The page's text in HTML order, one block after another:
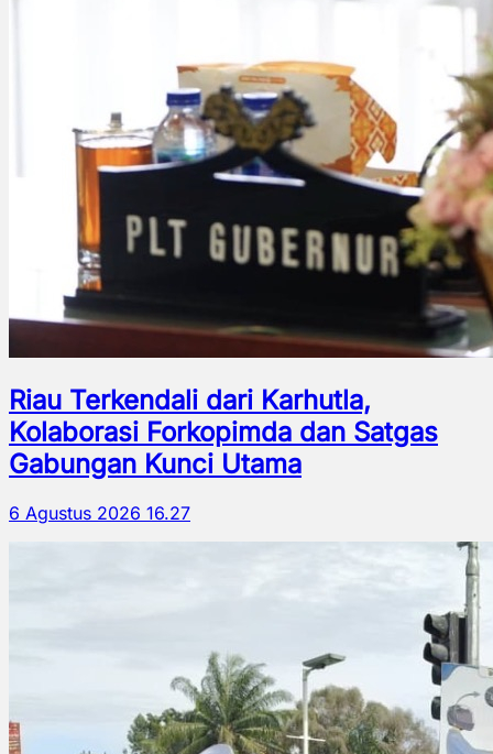
Riau Terkendali dari Karhutla,
Kolaborasi Forkopimda dan Satgas
Gabungan Kunci Utama
6 Agustus 2026 16.27